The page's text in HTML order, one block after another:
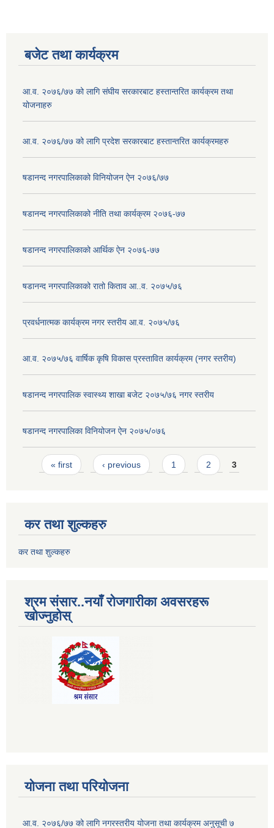
बजेट तथा कार्यक्रम
आ.व. २०७६/७७ को लागि संघीय सरकारबाट हस्तान्तरित कार्यक्रम तथा
योजनाहरु
आ.व. २०७६/७७ को लागि प्रदेश सरकारबाट हस्तान्तरित कार्यक्रमहरु
षडानन्द नगरपालिकाको विनियोजन ऐन २०७६/७७
षडानन्द नगरपालिकाको नीति तथा कार्यक्रम २०७६-७७
षडानन्द नगरपालिकाको आर्थिक ऐन २०७६-७७
षडानन्द नगरपालिकाको रातो किताव आ..व. २०७५/७६
प्रवर्धनात्मक कार्यक्रम नगर स्तरीय आ.व. २०७५/७६
आ.व. २०७५/७६ वार्षिक कृषि विकास प्रस्तावित कार्यक्रम (नगर स्तरीय)
षडानन्द नगरपालिक स्वास्थ्य शाखा बजेट २०७५/७६ नगर स्तरीय
षडानन्द नगरपालिका विनियोजन ‌‌ऐन २०७५/०७६
Pages
« first ‹ previous 1 2 3
कर तथा शुल्कहरु
कर तथा शुल्कहरु
श्रम संसार..नयाँ रोजगारीका अवसरहरू
खोज्नुहोस्
योजना तथा परियोजना
आ.व. २०७६/७७ को लागि नगरस्तरीय योजना तथा कार्यक्रम अनुसूची ७